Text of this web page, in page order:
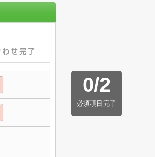
0/2
必須項目完了